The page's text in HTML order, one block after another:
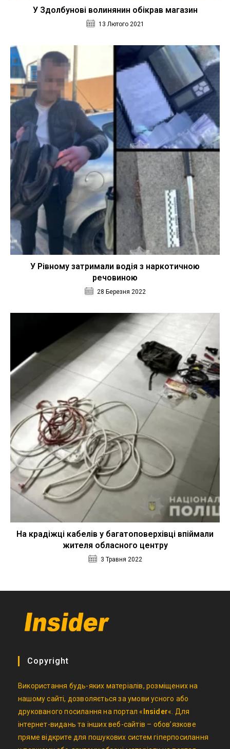
У Здолбунові волинянин обікрав магазин
13 Лютого 2021
У Рівному затримали водія з наркотичною
речовиною
28 Березня 2022
На крадіжці кабелів у багатоповерхівці впіймали
жителя обласного центру
3 Травня 2022
Copyright
Використання будь-яких матеріалів, розміщених на
нашому сайті, дозволяється за умови усного або
друкованого посилання на портал « Insider«. Для
інтернет-видань та інших веб-сайтів – обов’язкове
пряме відкрите для пошукових систем гіперпосилання